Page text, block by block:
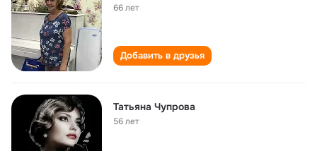
66 лет
Добавить в друзья
Татьяна Чупрова
56 лет